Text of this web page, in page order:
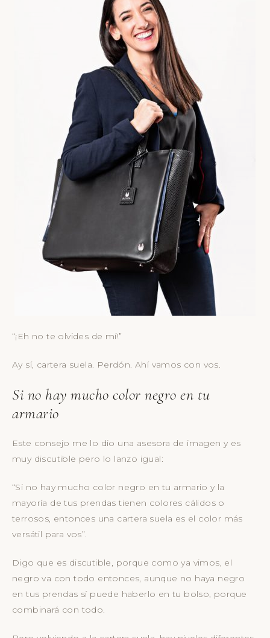
“¡Eh no te olvides de mí!”
Ay sí, cartera suela. Perdón. Ahí vamos con vos.
Si no hay mucho color negro en tu
armario
Este consejo me lo dio una asesora de imagen y es
muy discutible pero lo lanzo igual:
“Si no hay mucho color negro en tu armario y la
mayoría de tus prendas tienen colores cálidos o
terrosos, entonces una cartera suela es el color más
versátil para vos”.
Digo que es discutible, porque como ya vimos, el
negro va con todo entonces, aunque no haya negro
en tus prendas sí puede haberlo en tu bolso, porque
combinará con todo.